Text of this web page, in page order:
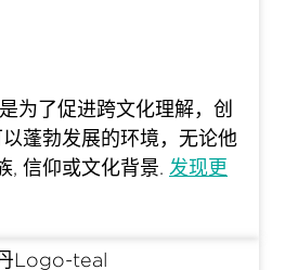
为了促进跨文化理解，创
蓬勃发展的环境，无论他
, 信仰或文化背景. 发现更